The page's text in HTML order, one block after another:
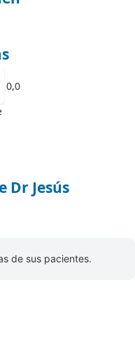
0,0
Dr Jesús
de sus pacientes.